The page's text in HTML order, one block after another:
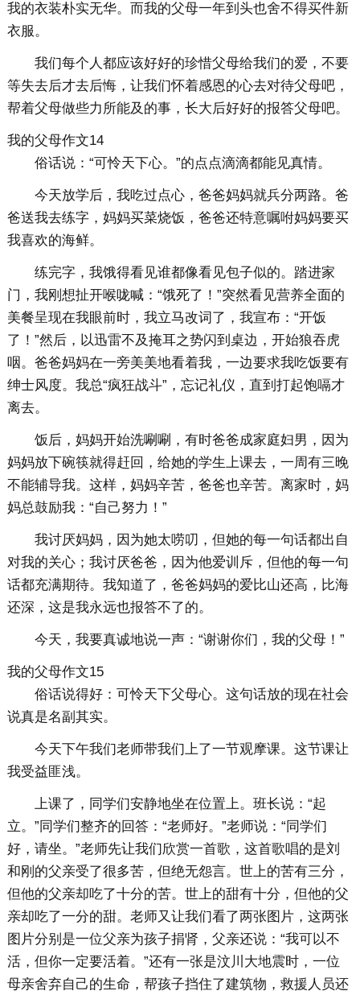
我的衣装朴实无华。而我的父母一年到头也舍不得买件新
衣服。
我们每个人都应该好好的珍惜父母给我们的爱，不要
等失去后才去后悔，让我们怀着感恩的心去对待父母吧，
帮着父母做些力所能及的事，长大后好好的报答父母吧。
我的父母作文14
俗话说：“可怜天下心。”的点点滴滴都能见真情。
今天放学后，我吃过点心，爸爸妈妈就兵分两路。爸
爸送我去练字，妈妈买菜烧饭，爸爸还特意嘱咐妈妈要买
我喜欢的海鲜。
练完字，我饿得看见谁都像看见包子似的。踏进家
门，我刚想扯开喉咙喊：“饿死了！”突然看见营养全面的
美餐呈现在我眼前时，我立马改词了，我宣布：“开饭
了！”然后，以迅雷不及掩耳之势闪到桌边，开始狼吞虎
咽。爸爸妈妈在一旁美美地看着我，一边要求我吃饭要有
绅士风度。我总“疯狂战斗”，忘记礼仪，直到打起饱嗝才
离去。
饭后，妈妈开始洗唰唰，有时爸爸成家庭妇男，因为
妈妈放下碗筷就得赶回，给她的学生上课去，一周有三晚
不能辅导我。这样，妈妈辛苦，爸爸也辛苦。离家时，妈
妈总鼓励我：“自己努力！”
我讨厌妈妈，因为她太唠叨，但她的每一句话都出自
对我的关心；我讨厌爸爸，因为他爱训斥，但他的每一句
话都充满期待。我知道了，爸爸妈妈的爱比山还高，比海
还深，这是我永远也报答不了的。
今天，我要真诚地说一声：“谢谢你们，我的父母！”
我的父母作文15
俗话说得好：可怜天下父母心。这句话放的现在社会
说真是名副其实。
今天下午我们老师带我们上了一节观摩课。这节课让
我受益匪浅。
上课了，同学们安静地坐在位置上。班长说：“起
立。”同学们整齐的回答：“老师好。”老师说：“同学们
好，请坐。”老师先让我们欣赏一首歌，这首歌唱的是刘
和刚的父亲受了很多苦，但绝无怨言。世上的苦有三分，
但他的父亲却吃了十分的苦。世上的甜有十分，但他的父
亲却吃了一分的甜。老师又让我们看了两张图片，这两张
图片分别是一位父亲为孩子捐肾，父亲还说：“我可以不
活，但你一定要活着。”还有一张是汶川大地震时，一位
母亲舍弃自己的生命，帮孩子挡住了建筑物，救援人员还